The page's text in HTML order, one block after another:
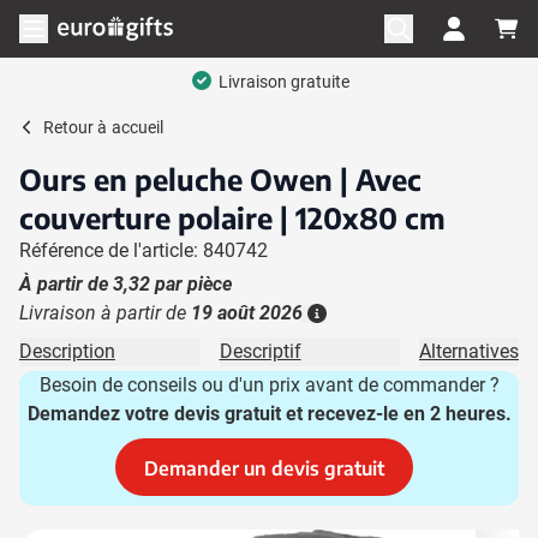
Aller au contenu
Ouvrir le menu
Livraison gratuite
Retour à accueil
Ours en peluche Owen | Avec
couverture polaire | 120x80 cm
Référence de l'article: 840742
À partir de 3,32 par pièce
Livraison à partir de 19 août 2026
Description Descriptif
Alternatives
Besoin de conseils ou d'un prix avant de commander ?
Demandez votre devis gratuit et recevez-le en 2 heures.
Demander un devis gratuit